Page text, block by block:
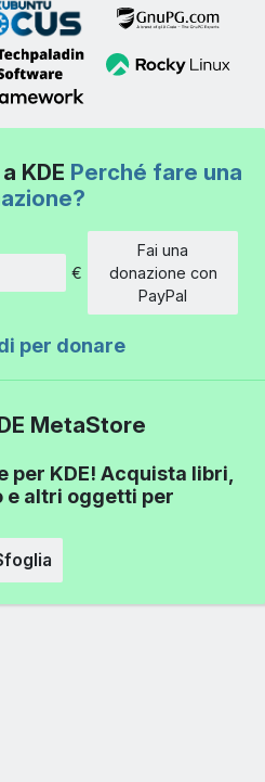
KDE Perché fare una
Importo
€
Fai una
donazione con
PayPal
per donare
MetaStore
per KDE! Acquista libri,
e altri oggetti per